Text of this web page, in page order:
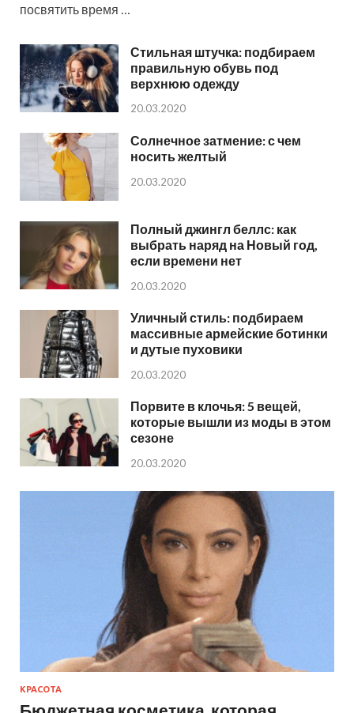
посвятить время …
Стильная штучка: подбираем
правильную обувь под
верхнюю одежду
20.03.2020
Солнечное затмение: с чем
носить желтый
20.03.2020
Полный джингл беллс: как
выбрать наряд на Новый год,
если времени нет
20.03.2020
Уличный стиль: подбираем
массивные армейские ботинки
и дутые пуховики
20.03.2020
Порвите в клочья: 5 вещей,
которые вышли из моды в этом
сезоне
20.03.2020
КРАСОТА